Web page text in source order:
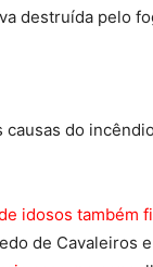
destruída pelo
do
idosos também
de Cavaleiros